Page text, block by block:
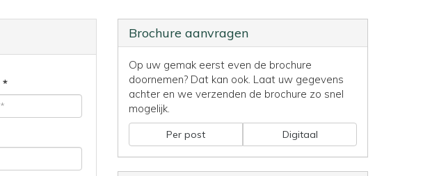
Brochure aanvragen
Op uw gemak eerst even de brochure
doornemen? Dat kan ook. Laat uw gegevens
achter en we verzenden de brochure zo snel
mogelijk.
Per post Digitaal